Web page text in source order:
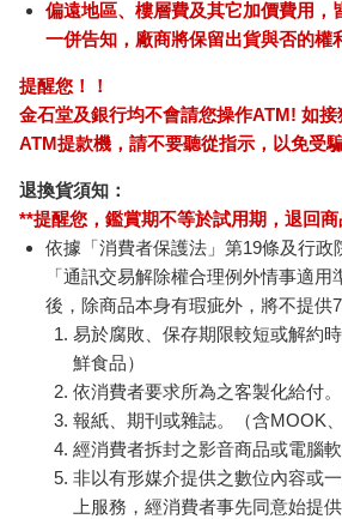
偏遠地區、樓層費及其它加價費用，
一併告知，廠商將保留出貨與否的權
提醒您！！
金石堂及銀行均不會請您操作ATM! 如
ATM提款機，請不要聽從指示，以免受
退換貨須知：
**提醒您，鑑賞期不等於試用期，退回
依據「消費者保護法」第19條及行政
「通訊交易解除權合理例外情事適
後，除商品本身有瑕疵外，將不提供
易於腐敗、保存期限較短或解約
鮮食品）
依消費者要求所為之客製化給付。
報紙、期刊或雜誌。（含MOOK、
經消費者拆封之影音商品或電腦軟
非以有形媒介提供之數位內容或
上服務，經消費者事先同意始提